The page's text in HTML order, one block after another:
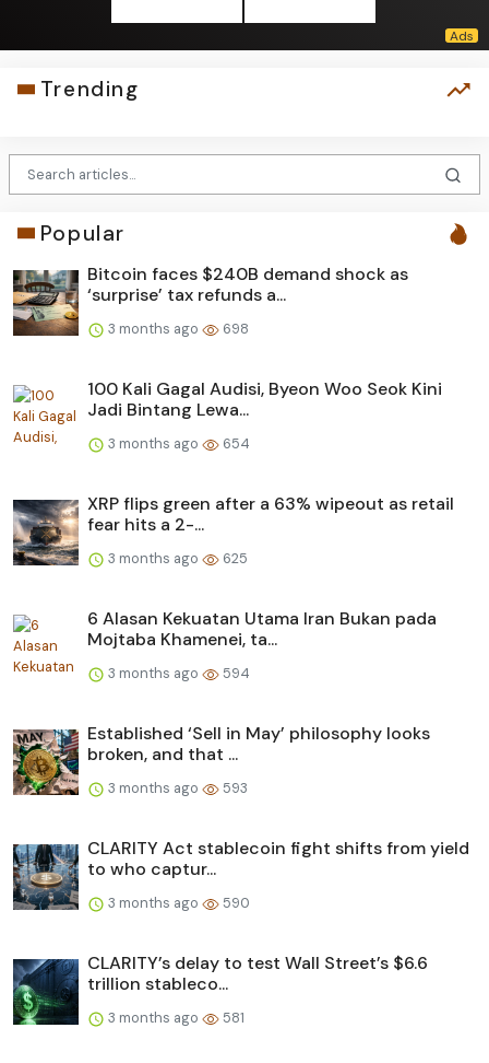
Trending
Popular
Bitcoin faces $240B demand shock as
‘surprise’ tax refunds a...
3 months ago 698
100 Kali Gagal Audisi, Byeon Woo Seok Kini
Jadi Bintang Lewa...
3 months ago 654
XRP flips green after a 63% wipeout as retail
fear hits a 2-...
3 months ago 625
6 Alasan Kekuatan Utama Iran Bukan pada
Mojtaba Khamenei, ta...
3 months ago 594
Established ‘Sell in May’ philosophy looks
broken, and that ...
3 months ago 593
CLARITY Act stablecoin fight shifts from yield
to who captur...
3 months ago 590
CLARITY’s delay to test Wall Street’s $6.6
trillion stableco...
3 months ago 581